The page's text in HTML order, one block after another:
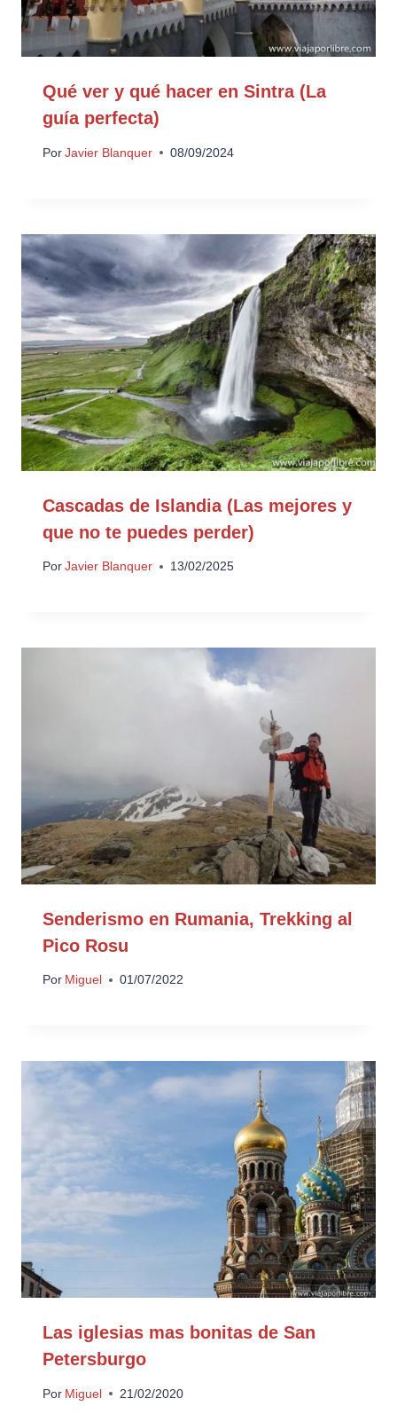
Qué ver y qué hacer en Sintra (La
guía perfecta)
Por Javier Blanquer 08/09/2024
Cascadas de Islandia (Las mejores y
que no te puedes perder)
Por Javier Blanquer 13/02/2025
Senderismo en Rumania, Trekking al
Pico Rosu
Por Miguel 01/07/2022
Las iglesias mas bonitas de San
Petersburgo
Por Miguel 21/02/2020